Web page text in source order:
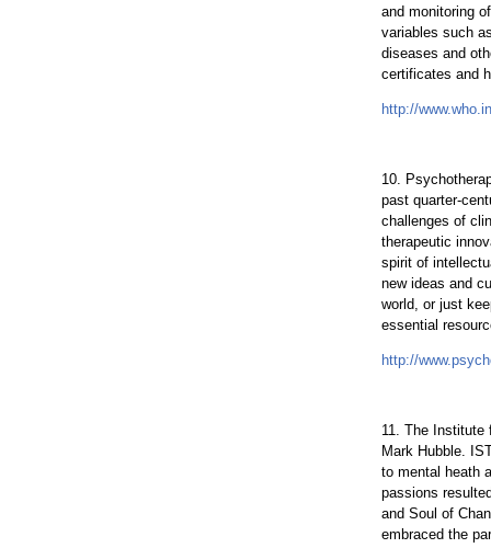
and monitoring
variables such
diseases and
certificates and
http://
10.
past quarter-
challenges of
therapeutic
spirit of
new ideas and
world, or just
essential
http://
11. The Institute
Mark Hubble.
to mental heath
passions
and Soul of
embraced the